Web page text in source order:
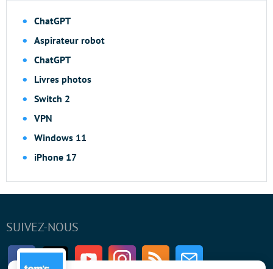
ChatGPT
Aspirateur robot
ChatGPT
Livres photos
Switch 2
VPN
Windows 11
iPhone 17
SUIVEZ-NOUS
FacebookTwitter Youtube InstagramRSS Newsletter